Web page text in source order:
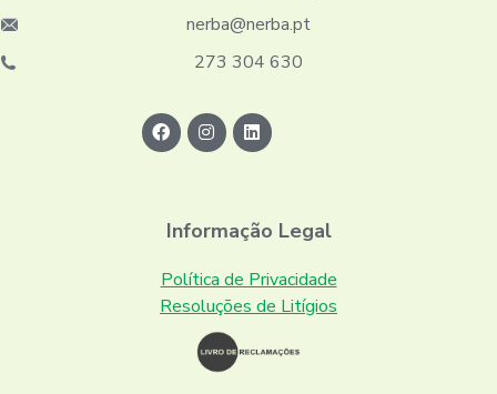
nerba@nerba.pt
273 304 630
Informação Legal
Política de Privacidade
Resoluções de Litígios